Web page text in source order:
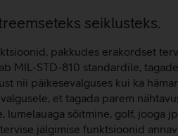
seiklusteks.
pakkudes erakordset
MIL-STD-810 standardile,
nii päikesevalguses kui ka
et tagada parem
sõitmine, golf, jooga
jälgimise funktsioonid